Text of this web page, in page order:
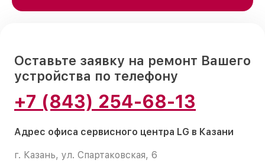
Оставьте заявку на ремонт Вашего
устройства по телефону
+7 (843) 254-68-13
Адрес офиса сервисного центра LG в Казани
г. Казань, ул. Спартаковская, 6